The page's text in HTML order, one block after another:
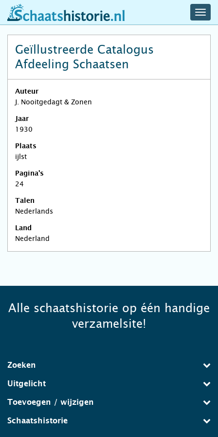
schaatshistorie.nl
Geïllustreerde Catalogus
Afdeeling Schaatsen
Auteur
J. Nooitgedagt & Zonen
Jaar
1930
Plaats
ijlst
Pagina's
24
Talen
Nederlands
Land
Nederland
Alle schaatshistorie op één handige
verzamelsite!
Zoeken
Uitgelicht
Toevoegen / wijzigen
Schaatshistorie